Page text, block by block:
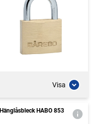
Visa
Hänglåsbleck HABO 853